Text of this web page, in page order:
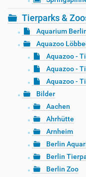
Tierparks &
Aquarium
Aquazoo
Aquazoo -
Aquazoo -
Aquazoo -
Bilder
Aachen
Ahrhütte
Arnheim
Berlin
Berlin
Berlin Zoo